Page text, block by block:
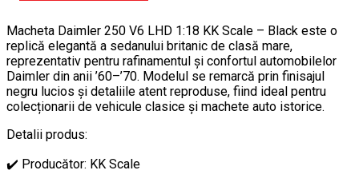
Macheta Daimler 250 V6 LHD 1:18 KK Scale – Black este o
replică elegantă a sedanului britanic de clasă mare,
reprezentativ pentru rafinamentul și confortul automobilelor
Daimler din anii ’60–’70. Modelul se remarcă prin finisajul
negru lucios și detaliile atent reproduse, fiind ideal pentru
colecționarii de vehicule clasice și machete auto istorice.
Detalii produs:
✔️ Producător: KK Scale